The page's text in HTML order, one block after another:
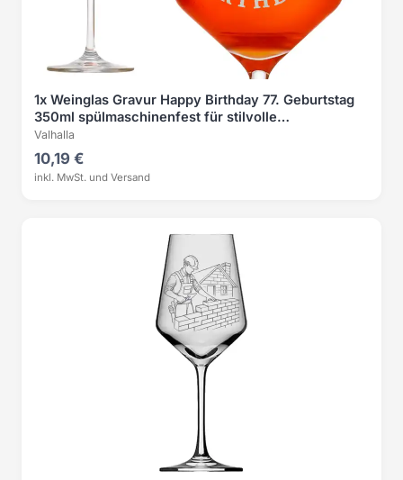
1x Weinglas Gravur Happy Birthday 77. Geburtstag
350ml spülmaschinenfest für stilvolle
Feierlichkeiten
Valhalla
10,19 €
inkl. MwSt. und Versand